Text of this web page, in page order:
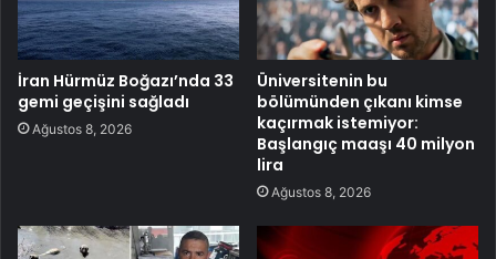
İran Hürmüz Boğazı’nda 33
gemi geçişini sağladı
Ağustos 8, 2026
Üniversitenin bu
bölümünden çıkanı kimse
kaçırmak istemiyor:
Başlangıç maaşı 40 milyon
lira
Ağustos 8, 2026